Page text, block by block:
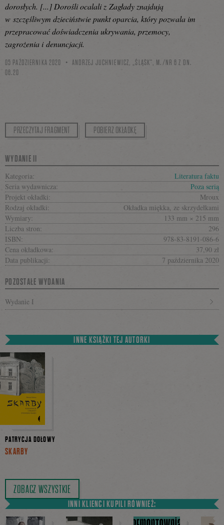
dorosłych. [...] Dorośli ocalali z Zagłady znajdują
w szczęśliwym dzieciństwie punkt oparcia, który pozwala im
przepracować doświadczenia ukrywania, przemocy,
zagrożenia i denuncjacji.
05 PAŹDZIERNIKA 2020
ANDRZEJ JUCHNIEWICZ, „ŚLĄSK”, M./NR 6 Z DN.
06.20
PRZECZYTAJ FRAGMENT POBIERZ OKŁADKĘ
WYDANIE II
Kategoria:
Literatura faktu
Seria wydawnicza:
Poza serią
Projekt okładki:
Mroux
Rodzaj okładki:
Okładka miękka, ze skrzydełkami
Wymiary:
133 mm × 215 mm
Liczba stron:
296
ISBN:
978-83-8191-086-6
Cena okładkowa:
37,90 zł
Data publikacji:
7 października 2020
POZOSTAŁE WYDANIA
Wydanie I
INNE KSIĄŻKI TEJ AUTORKI
PATRYCJA DOŁOWY
SKARBY
ZOBACZ WSZYSTKIE
INNI KLIENCI KUPILI RÓWNIEŻ: